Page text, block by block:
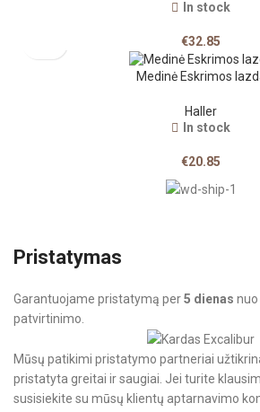
In stock
€32.85
Medinė Eskrimos
Haller
In stock
€20.85
Pristatymas
Garantuojame pristatymą per5 dienas
patvirtinimo.
Mūsų patikimi pristatymo partneriai
pristatyta greitai ir saugiai. Jei turite
susisiekite su mūsų klientų aptarnavimo